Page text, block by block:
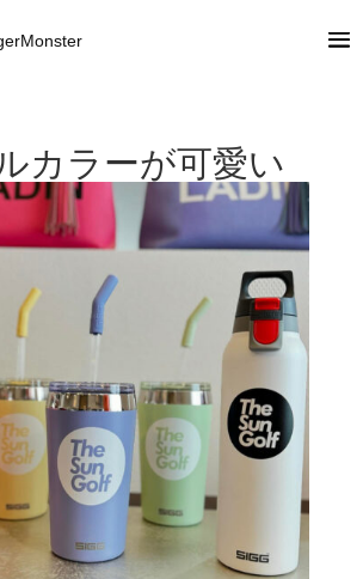
カラーが可愛い